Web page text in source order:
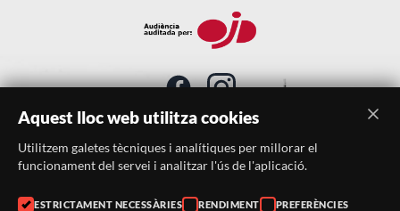
SUBSCRIU-TE AL BUTLLETÍ
Telèfon: 938046359
Aquest lloc web utilitza cookies
Utilitzem galetes tècniques i analítiques per millorar el
funcionament del servei i analitzar l'ús de l'aplicació.
ESTRICTAMENT NECESSÀRIES RENDIMENT PREFERÈNCIES